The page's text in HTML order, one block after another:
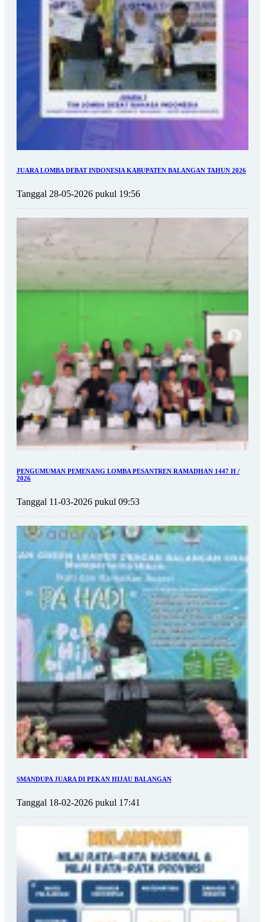
JUARA LOMBA DEBAT INDONESIA KABUPATEN BALANGAN TAHUN 2026
Tanggal 28-05-2026 pukul 19:56
PENGUMUMAN PEMENANG LOMBA PESANTREN RAMADHAN 1447 H /
2026
Tanggal 11-03-2026 pukul 09:53
SMANDUPA JUARA DI PEKAN HIJAU BALANGAN
Tanggal 18-02-2026 pukul 17:41